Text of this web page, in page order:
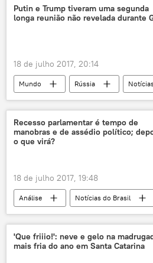
Jon Huntsman
Putin e Trump tiveram uma segunda
longa reunião não revelada durante
18 de julho 2017, 20:14
Mundo Rússia
Vladimir Putin
Donald Trump
Cúpula do G20
reunião
Recesso parlamentar é tempo de
manobras e de assédio político;
o que virá?
18 de julho 2017, 19:48
Análise Notícias do Brasil
Brasília
Rodrigo Janot
Michel Temer
Cláudio Couto
Rodrigo Maia
Álvaro Dias
'Que friiio!': neve e gelo na
mais fria do ano em Santa Catarina